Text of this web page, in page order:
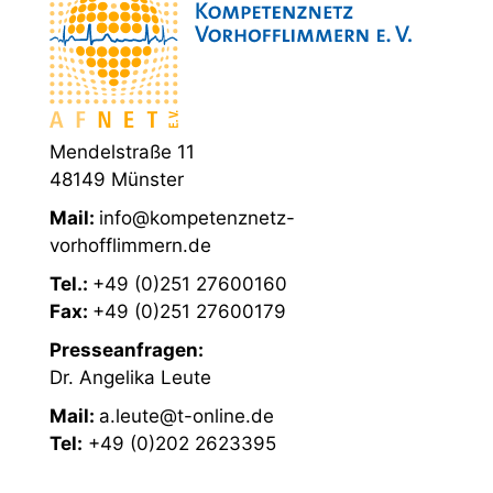
Mendelstraße 11
48149 Münster
Mail: info@kompetenznetz-
vorhofflimmern.de
Tel.: +49 (0)251 27600160
Fax: +49 (0)251 27600179
Presseanfragen:
Dr. Angelika Leute
Mail: a.leute@t-online.de
Tel: +49 (0)202 2623395